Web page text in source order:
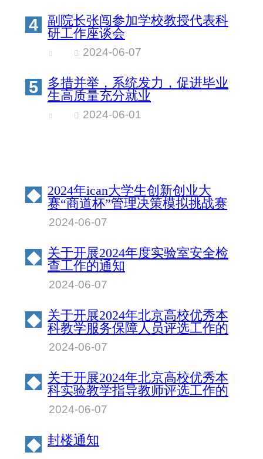
4
副院长张闯参加学校教授代表科
研工作座谈会
2024-06-07
5
多措并举，系统发力，促进毕业
生高质量充分就业
2024-06-01
◆ 2024年ican大学生创新创业大
赛“商道杯”管理决策模拟挑战赛
北京物资学院校园赛成绩公示
2024-06-07
◆ 关于开展2024年度实验室安全检
查工作的通知
2024-06-07
◆ 关于开展2024年北京高校优秀本
科教学服务保障人员评选工作的
通知
2024-06-07
◆ 关于开展2024年北京高校优秀本
科实验教学指导教师评选工作的
通知
2024-06-07
◆ 封楼通知